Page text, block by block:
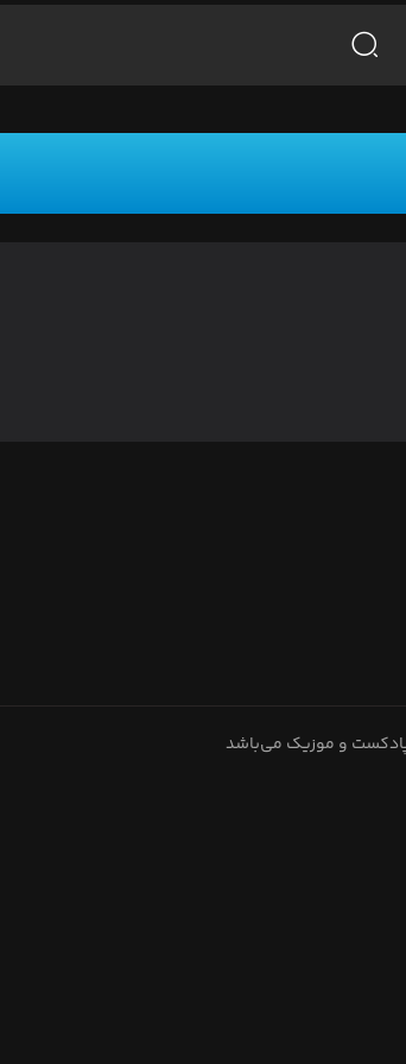
و موزیک می‌باشد